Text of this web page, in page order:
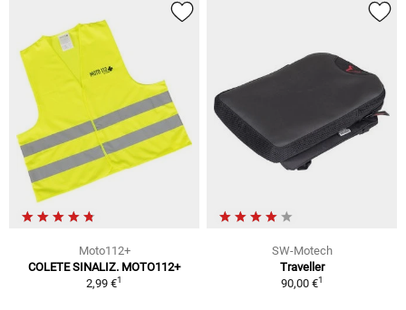
Moto112+
COLETE SINALIZ. MOTO112+
2,99 €1
SW-Motech
Traveller
90,00 €1